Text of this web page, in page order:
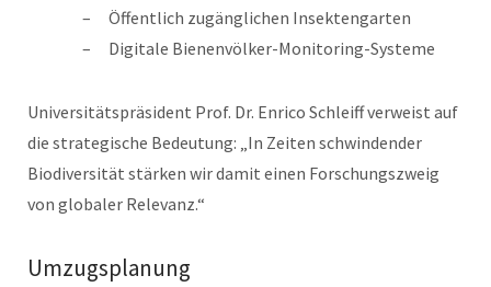
Öffentlich zugänglichen Insektengarten
Digitale Bienenvölker-Monitoring-Systeme
Universitätspräsident Prof. Dr. Enrico Schleiff verweist auf
die strategische Bedeutung: „In Zeiten schwindender
Biodiversität stärken wir damit einen Forschungszweig
von globaler Relevanz.“
Umzugsplanung